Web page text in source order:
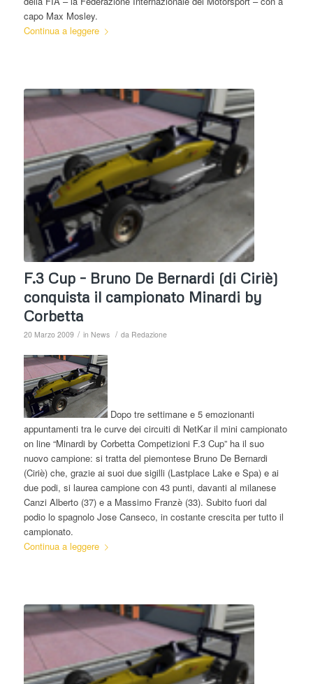
capo Max Mosley.
Continua a leggere
F.3 Cup – Bruno De Bernardi (di Ciriè)
conquista il campionato Minardi by
Corbetta
20 Marzo 2009 / in News / da Redazione
Dopo tre settimane e 5 emozionanti
appuntamenti tra le curve dei circuiti di NetKar il mini campionato
on line “Minardi by Corbetta Competizioni F.3 Cup” ha il suo
nuovo campione: si tratta del piemontese Bruno De Bernardi
(Ciriè) che, grazie ai suoi due sigilli (Lastplace Lake e Spa) e ai
due podi, si laurea campione con 43 punti, davanti al milanese
Canzi Alberto (37) e a Massimo Franzè (33). Subito fuori dal
podio lo spagnolo Jose Canseco, in costante crescita per tutto il
campionato.
Continua a leggere